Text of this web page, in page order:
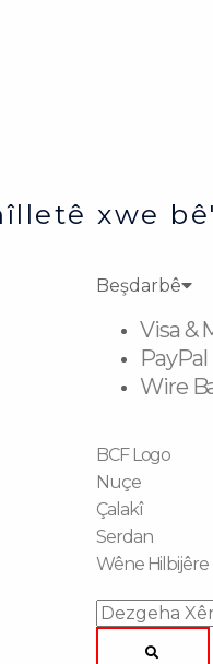
xwe
Beşdarbê
Visa &
PayPal
Wire
BCF Logo
Nuçe
Çalakî
Serdan
Wêne Hilbijêre
Search